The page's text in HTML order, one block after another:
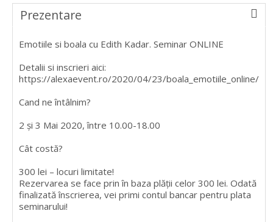
Prezentare
Emotiile si boala cu Edith Kadar. Seminar ONLINE
Detalii si inscrieri aici:
https://alexaevent.ro/2020/04/23/boala_emotiile_online/
Cand ne întâlnim?
2 și 3 Mai 2020, între 10.00-18.00
Cât costă?
300 lei – locuri limitate!
Rezervarea se face prin în baza plății celor 300 lei. Odată
finalizată înscrierea, vei primi contul bancar pentru plata
seminarului!